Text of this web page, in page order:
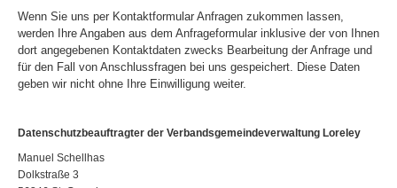
Wenn Sie uns per Kontaktformular Anfragen zukommen lassen,
werden Ihre Angaben aus dem Anfrageformular inklusive der von Ihnen
dort angegebenen Kontaktdaten zwecks Bearbeitung der Anfrage und
für den Fall von Anschlussfragen bei uns gespeichert. Diese Daten
geben wir nicht ohne Ihre Einwilligung weiter.
Datenschutzbeauftragter der Verbandsgemeindeverwaltung Loreley
Manuel Schellhas
Dolkstraße 3